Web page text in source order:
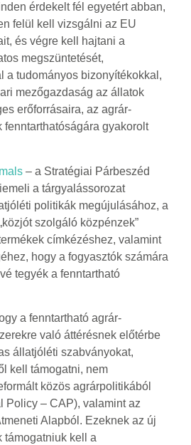
érdekelt fél egyetért abban,
felül kell vizsgálni az EU
és végre kell hajtani a
megszüntetését,
a tudományos bizonyítékokkal,
mezőgazdaság az állatok
erőforrásaira, az agrár-
gyakorolt
– a Stratégiai Párbeszéd
a tárgyalássorozat
politikák megújulásához, a
szolgáló közpénzek”
címkézéshez, valamint
hogy a fogyasztók számára
tegyék a fenntartható
a fenntartható agrár-
való áttérésnek előtérbe
állatjóléti szabványokat,
kell támogatni, nem
közös agrárpolitikából
Policy – CAP), valamint az
Alapból. Ezeknek az új
támogatniuk kell a